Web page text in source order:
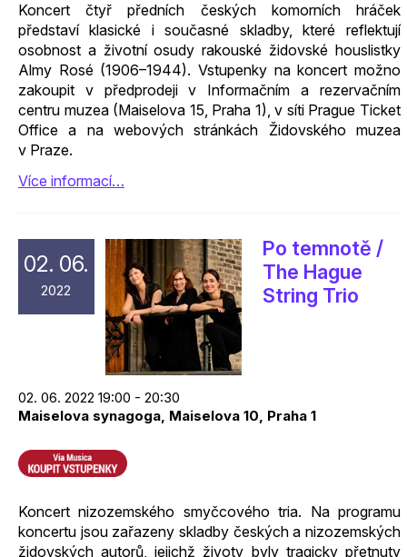
Koncert čtyř předních českých komorních hráček
představí klasické i současné skladby, které reflektují
osobnost a životní osudy rakouské židovské houslistky
Almy Rosé (1906–1944). Vstupenky na koncert možno
zakoupit v předprodeji v Informačním a rezervačním
centru muzea (Maiselova 15, Praha 1), v síti Prague Ticket
Office a na webových stránkách Židovského muzea
v Praze.
Více informací…
02. 06.
2022
Po temnotě /
The Hague
String Trio
02. 06. 2022 19:00 - 20:30
Maiselova synagoga, Maiselova 10, Praha 1
Koncert nizozemského smyčcového tria. Na programu
koncertu jsou zařazeny skladby českých a nizozemských
židovských autorů, jejichž životy byly tragicky přetnuty